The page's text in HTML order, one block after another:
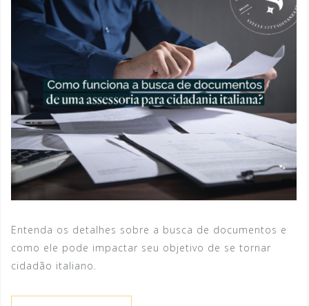
Entenda os detalhes sobre a busca de documentos e
como ele pode impactar seu objetivo de se tornar
cidadão italiano.